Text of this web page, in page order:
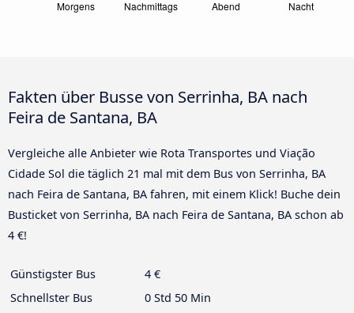
Fakten über Busse von Serrinha, BA nach
Feira de Santana, BA
Vergleiche alle Anbieter wie Rota Transportes und Viação
Cidade Sol die täglich 21 mal mit dem Bus von Serrinha, BA
nach Feira de Santana, BA fahren, mit einem Klick! Buche dein
Busticket von Serrinha, BA nach Feira de Santana, BA schon ab
4 €!
Günstigster Bus
4 €
Schnellster Bus
0 Std 50 Min